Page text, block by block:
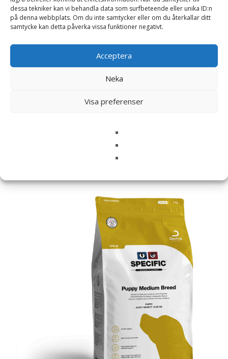
dessa tekniker kan vi behandla data som surfbeteende eller unika ID:n
på denna webbplats. Om du inte samtycker eller om du återkallar ditt
samtycke kan detta påverka vissa funktioner negativt.
Acceptera
Neka
Visa preferenser
Namn*
E-post
Spara mitt namn, min e-postadress och webbplats i
denna webbläsare till nästa gång jag skriver en
Relaterade produkter